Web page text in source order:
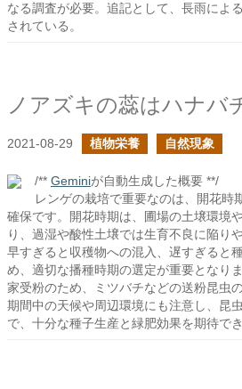
なる調査が必要。追記として、長雨によ
されている。
2021-08-29 植物栄養 自然現象
/** Geminiが自動生成した概要 **/
レンゲの栽培で重要なのは、開花時
確保です。開花時期は、圃場の土壌環境
り、過湿や酸性土壌では生育不良に陥り
早すぎると収穫物への混入、遅すぎると
め、適切な播種時期の選定が重要となり
家受粉のため、ミツバチなどの送粉昆虫
期間中の天候や周辺環境にも注意し、昆
で、十分な種子生産と緑肥効果を期待でき